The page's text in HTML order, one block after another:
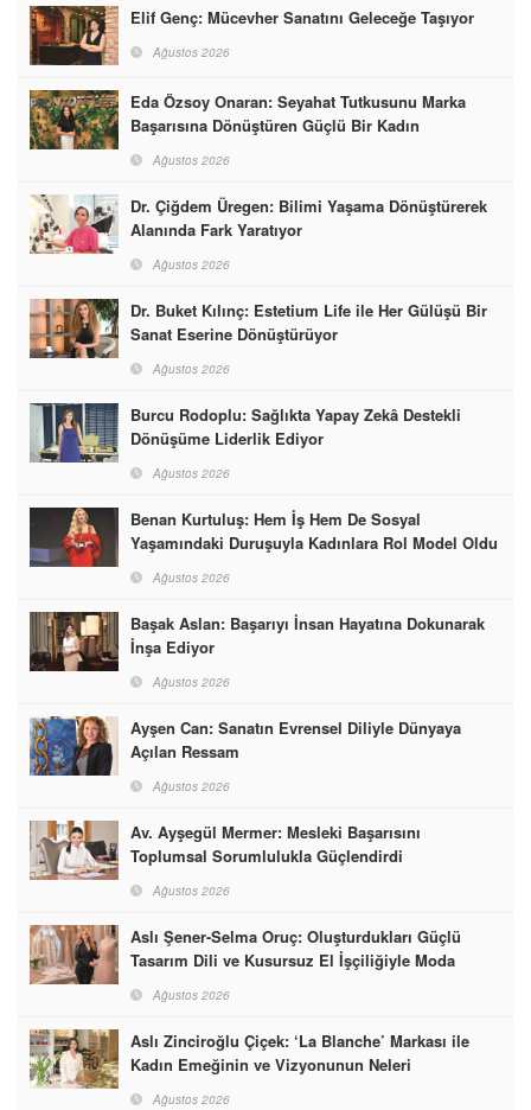
Elif Genç: Mücevher Sanatını Geleceğe Taşıyor
Ağustos 2026
Eda Özsoy Onaran: Seyahat Tutkusunu Marka
Başarısına Dönüştüren Güçlü Bir Kadın
Ağustos 2026
Dr. Çiğdem Üregen: Bilimi Yaşama Dönüştürerek
Alanında Fark Yaratıyor
Ağustos 2026
Dr. Buket Kılınç: Estetium Life ile Her Gülüşü Bir
Sanat Eserine Dönüştürüyor
Ağustos 2026
Burcu Rodoplu: Sağlıkta Yapay Zekâ Destekli
Dönüşüme Liderlik Ediyor
Ağustos 2026
Benan Kurtuluş: Hem İş Hem De Sosyal
Yaşamındaki Duruşuyla Kadınlara Rol Model Oldu
Ağustos 2026
Başak Aslan: Başarıyı İnsan Hayatına Dokunarak
İnşa Ediyor
Ağustos 2026
Ayşen Can: Sanatın Evrensel Diliyle Dünyaya
Açılan Ressam
Ağustos 2026
Av. Ayşegül Mermer: Mesleki Başarısını
Toplumsal Sorumlulukla Güçlendirdi
Ağustos 2026
Aslı Şener-Selma Oruç: Oluşturdukları Güçlü
Tasarım Dili ve Kusursuz El İşçiliğiyle Moda
Dünyasına İmzalarını Attılar
Ağustos 2026
Aslı Zinciroğlu Çiçek: ‘La Blanche’ Markası ile
Kadın Emeğinin ve Vizyonunun Neleri
Başarabileceğinin En Güzel Örneğini Sunuyor
Ağustos 2026